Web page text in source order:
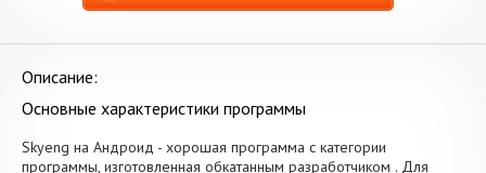
Описание:
Основные характеристики программы
Skyeng на Андроид - хорошая программа с категории
программы, изготовленная обкатанным разработчиком . Для